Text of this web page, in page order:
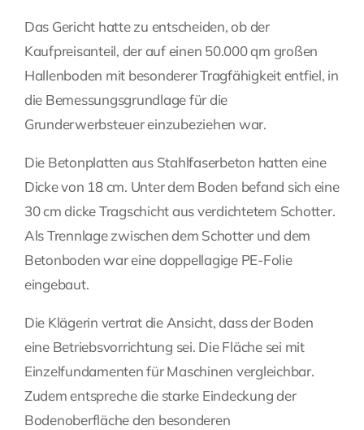
Das Gericht hatte zu entscheiden, ob der
Kaufpreisanteil, der auf einen 50.000 qm großen
Hallenboden mit besonderer Tragfähigkeit entfiel, in
die Bemessungsgrundlage für die
Grunderwerbsteuer einzubeziehen war.
Die Betonplatten aus Stahlfaserbeton hatten eine
Dicke von 18 cm. Unter dem Boden befand sich eine
30 cm dicke Tragschicht aus verdichtetem Schotter.
Als Trennlage zwischen dem Schotter und dem
Betonboden war eine doppellagige PE-Folie
eingebaut.
Die Klägerin vertrat die Ansicht, dass der Boden
eine Betriebsvorrichtung sei. Die Fläche sei mit
Einzelfundamenten für Maschinen vergleichbar.
Zudem entspreche die starke Eindeckung der
Bodenoberfläche den besonderen